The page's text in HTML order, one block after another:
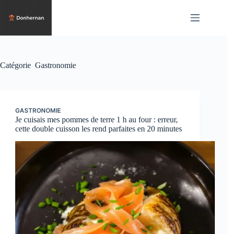
contenu
Catégorie Gastronomie
GASTRONOMIE
Je cuisais mes pommes de terre 1 h au four : erreur,
cette double cuisson les rend parfaites en 20 minutes